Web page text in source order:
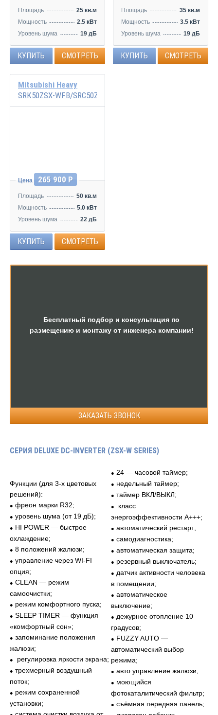
Площадь
25 кв.м
Мощность
2.5 кВт
Уровень шума
19 дБ
КУПИТЬ СМОТРЕТЬ
Площадь
35 кв.м
Мощность
3.5 кВт
Уровень шума
19 дБ
КУПИТЬ СМОТРЕТЬ
Mitsubishi Heavy
SRK50ZSX-WFB/SRC50ZSX-W2
Цена 265 900 Р
Площадь
50 кв.м
Мощность
5.0 кВт
Уровень шума
22 дБ
КУПИТЬ СМОТРЕТЬ
Бесплатный подбор и консультация по
размещению и монтажу от инженера компании!
ЗАКАЗАТЬ ЗВОНОК
СЕРИЯ DELUXE DC-INVERTER (ZSX-W SERIES)
Функции (для 3-х цветовых
решений):
● фреон марки R32;
● уровень шума (от 19 дБ);
● HI POWER — быстрое
охлаждение;
● 8 положений жалюзи;
● управление через WI-FI
опция;
● CLEAN — режим
самоочистки;
● режим комфортного пуска;
● SLEEP TIMER — функция
«комфортный сон»;
● запоминание положения
жалюзи;
● регулировка яркости экрана;
● трехмерный воздушный
поток;
● режим сохраненной
установки;
● 24 — часовой таймер;
● недельный таймер;
● таймер ВКЛ/ВЫКЛ;
●
класс
энергоэффективности A+++;
● автоматический рестарт;
● самодиагностика;
● автоматическая защита;
● резервный выключатель;
● датчик активности человека
в помещении;
● автоматическое
выключение;
● дежурное отопление 10
градусов;
● FUZZY AUTO —
автоматический выбор
режима;
● авто управление жалюзи;
● моющийся
фотокаталитический фильтр;
● съёмная передняя панель;